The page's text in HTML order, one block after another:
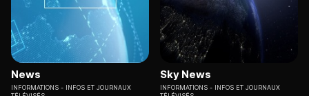
News
INFORMATIONS
INFOS ET JOURNAUX
Sky News
INFORMATIONS
INFOS ET JOURNAUX